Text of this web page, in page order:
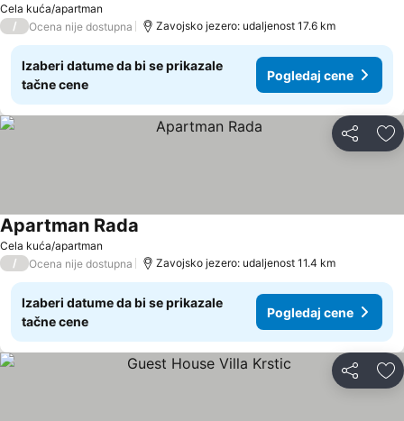
Cela kuća/apartman
/ Ocena nije dostupna Zavojsko jezero: udaljenost 17.6 km
Izaberi datume da bi se prikazale
tačne cene
Pogledaj cene
Deli
Cela kuća/apartman
Apartman Rada
/ Ocena nije dostupna Zavojsko jezero: udaljenost 11.4 km
Izaberi datume da bi se prikazale
tačne cene
Pogledaj cene
Deli